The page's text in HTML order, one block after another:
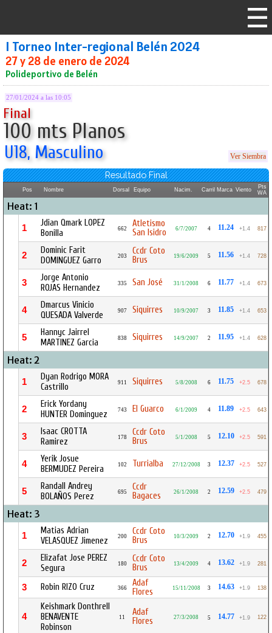
I Torneo Inter-regional Belén 2024
27 y 28 de enero de 2024
Polideportivo de Belén
27/01/2024 a las 10:05
Final
100 mts Planos
U18, Masculino Ver Siembra
Resultado Final
Pos Nombre Dorsal Equipo Nacim. Carril Marca Viento
Pts
WA
Heat: 1
1
Jdian Qmark LOPEZ
Bonilla
662
Atletismo
San Isidro
6/7/2007 4 11.24 +1.4 817
2
Dominic Farit
DOMINGUEZ Garro
203
Ccdr Coto
Brus
19/6/2009 5 11.56 +1.4 728
3
Jorge Antonio
ROJAS Hernandez
335 San José 31/1/2008 6 11.77 +1.4 673
4
Dmarcus Vinicio
QUESADA Valverde
907 Siquirres 10/9/2007 3 11.85 +1.4 653
5
Hannyc Jairrel
MARTINEZ Garcia
838 Siquirres 14/9/2007 2 11.95 +1.4 628
Heat: 2
1
Dyan Rodrigo MORA
Castrillo
911 Siquirres 5/8/2008 6 11.75 +2.5 678
2
Erick Yordany
HUNTER Dominguez
743 El Guarco 6/1/2009 4 11.89 +2.5 643
3
Isaac CROTTA
Ramirez
178
Ccdr Coto
Brus
5/1/2008 5 12.10 +2.5 591
4
Yerik Josue
BERMUDEZ Pereira
102 Turrialba 27/12/2008 3 12.37 +2.5 527
5
Randall Andrey
BOLAÑOS Perez
695
Ccdr
Bagaces
26/1/2008 2 12.59 +2.5 479
Heat: 3
1
Matias Adrian
VELASQUEZ Jimenez
200
Ccdr Coto
Brus
10/3/2009 2 12.70 +1.9 455
2
Elizafat Jose PEREZ
Segura
180
Ccdr Coto
Brus
13/4/2009 4 13.62 +1.9 281
3 Robin RIZO Cruz 366
Adaf
Flores
15/11/2008 3 14.63 +1.9 138
4
Keishmark Donthrell
BENAVENTE
Robinson
11
Adaf
Flores
27/3/2008 5 14.77 +1.9 122